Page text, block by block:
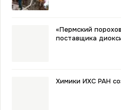
«Пермский
поставщика
Химики ИХС РАН